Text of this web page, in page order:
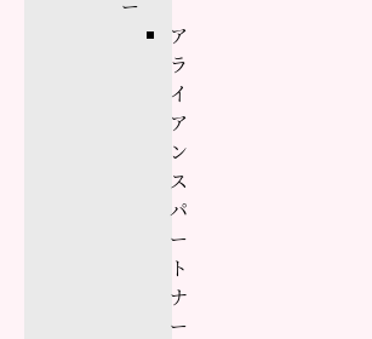
ー
ア
ラ
イ
ア
ン
ス
パ
ー
ト
ナ
ー